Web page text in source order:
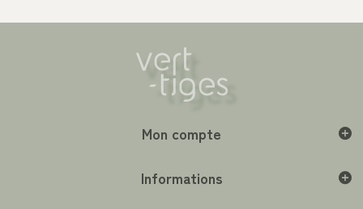
Mon compte
Informations